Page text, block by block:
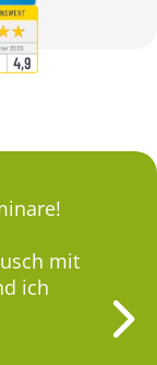
mit
ich
und